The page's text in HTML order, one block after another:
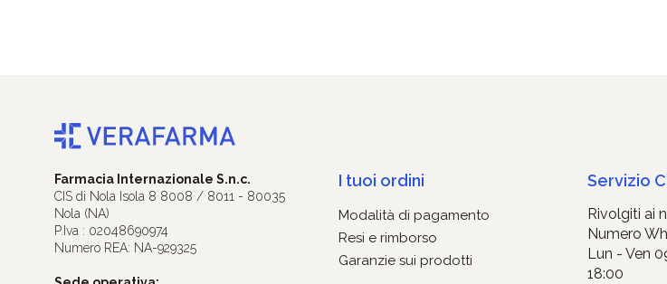
Farmacia Internazionale S.n.c.
CIS di Nola Isola 8 8008 / 8011 - 80035
Nola (NA)
P.Iva : 02048690974
Numero REA: NA-929325
I tuoi ordini
Modalità di pagamento
Resi e rimborso
Garanzie sui prodotti
Servizio
Rivolgiti ai
Numero
Lun - Ven
18:00